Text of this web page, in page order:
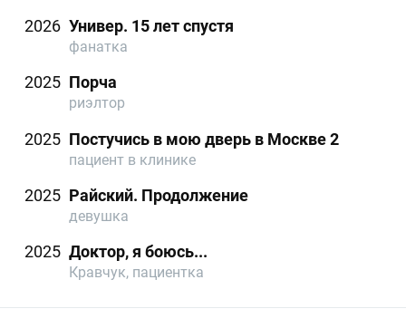
2026 Универ. 15 лет спустя
фанатка
2025 Порча
риэлтор
2025 Постучись в мою дверь в Москве 2
пациент в клинике
2025 Райский. Продолжение
девушка
2025 Доктор, я боюсь...
Кравчук, пациентка